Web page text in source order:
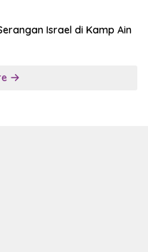
Israel di Kamp Ain